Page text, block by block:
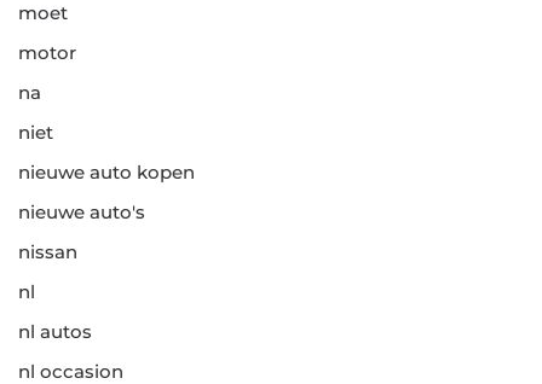
moet
motor
na
niet
nieuwe auto kopen
nieuwe auto's
nissan
nl
nl autos
nl occasion